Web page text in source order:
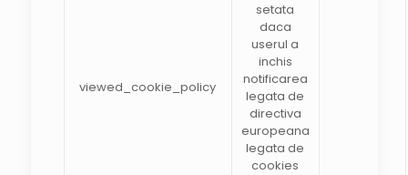
viewed_cookie_policy
setata
daca
userul a
inchis
notificarea
legata de
directiva
europeana
legata de
cookies